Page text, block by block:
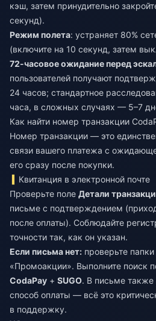
кэш, затем принудительно
секунд).
Режим полета: устраняет 80%
(включите на 10 секунд, затем
72-часовое ожидание перед
пользователей получают
24 часов; стандартное
часа, в сложных случаях — 5–7
Как найти номер транзакции
Номер транзакции — это
связи вашего платежа с
его сразу после покупки.
Квитанция в электронной почте
Проверьте поле Детали
письме с подтверждением
после оплаты). Соблюдайте
точности так, как он указан.
Если письма нет: проверьте
«Промоакции». Выполните поиск
CodaPay + SUGO. В письме
способ оплаты — всё это
в поддержку.